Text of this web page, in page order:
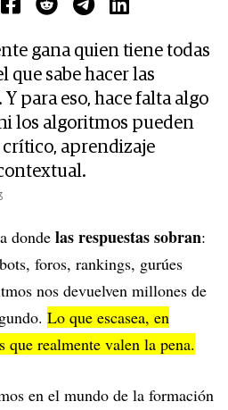
gana quien tiene todas
que sabe hacer las
para eso, hace falta algo
los algoritmos pueden
aprendizaje
donde las respuestas sobran:
foros, rankings, gurúes
nos devuelven millones de
Lo que escasea, en
que realmente valen la pena.
en el mundo de la formación